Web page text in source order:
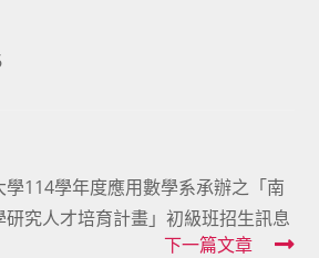
學114學年度應用數學系承辦之「南
究人才培育計畫」初級班招生訊息
下一篇文章